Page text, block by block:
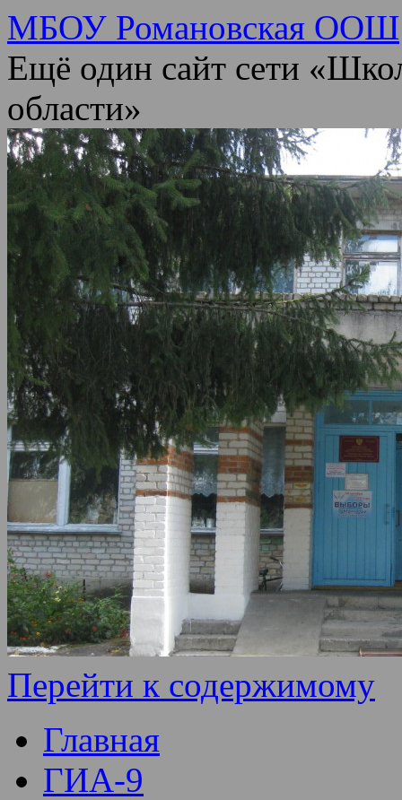
МБОУ Романовская ООШ
Ещё один сайт сети
области»
Перейти к содержимому
Главная
ГИА-9